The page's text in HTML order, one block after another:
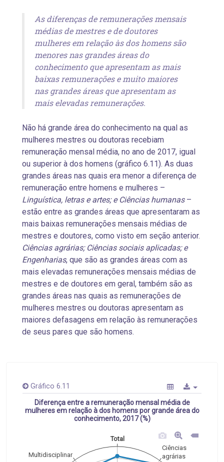
As diferenças de remunerações mensais
médias de mestres e de doutores
mulheres em relação às dos homens são
menores nas grandes áreas do
conhecimento que apresentam as mais
baixas remunerações e muito maiores
nas grandes áreas que apresentam as
mais elevadas remunerações.
Não há grande área do conhecimento na qual as
mulheres mestres ou doutoras recebiam
remuneração mensal média, no ano de 2017, igual
ou superior à dos homens (gráfico 6.11). As duas
grandes áreas nas quais era menor a diferença de
remuneração entre homens e mulheres –
Linguística, letras e artes; e Ciências humanas–
estão entre as grandes áreas que apresentaram as
mais baixas remunerações mensais médias de
mestres e doutores, como visto em seção anterior.
Ciências agrárias; Ciências sociais aplicadas; e
Engenharias, que são as grandes áreas com as
mais elevadas remunerações mensais médias de
mestres e de doutores em geral, também são as
grandes áreas nas quais as remunerações de
mulheres mestres ou doutoras apresentam as
maiores defasagens em relação às remunerações
de seus pares que são homens.
Gráfico 6.11
Diferença entre a remuneração mensal média de
mulheres em relação à dos homens por grande área do
conhecimento, 2017 (%)
Total
Ciências
agrárias
Multidisciplinar